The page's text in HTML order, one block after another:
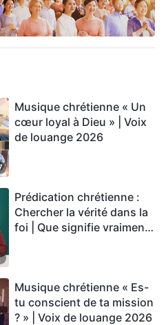
Musique chrétienne « Un
cœur loyal à Dieu » | Voix
de louange 2026
Prédication chrétienne :
Chercher la vérité dans la
foi | Que signifie vraiment
Musique chrétienne « Es-
tu conscient de ta mission
? » | Voix de louange 2026